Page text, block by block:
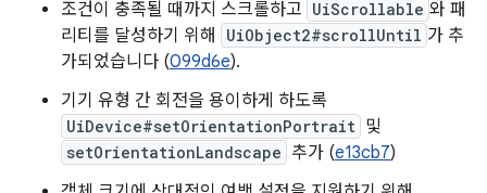
조건이 충족될 때까지 스크롤하고 UiScrollable 와 패
리티를 달성하기 위해
UiObject2#scrollUntil 가 추
가되었습니다 (099d6e).
기기 유형 간 회전을 용이하게 하도록
UiDevice#setOrientationPortrait 및
setOrientationLandscape 추가 (e13cb7)